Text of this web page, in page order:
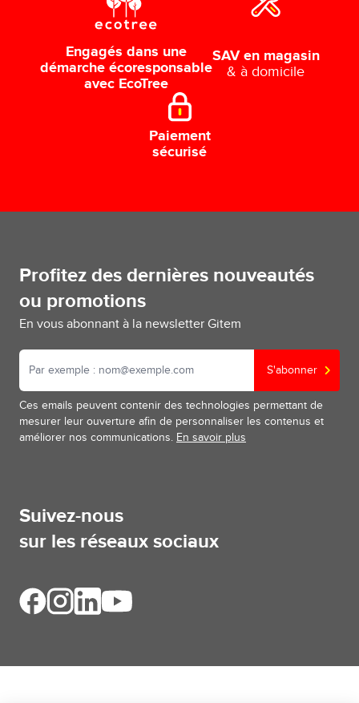
Engagés dans une
démarche écoresponsable
avec EcoTree
SAV en magasin
& à domicile
Paiement
sécurisé
Profitez des dernières nouveautés
ou promotions
En vous abonnant à la newsletter Gitem
S'abonner
Ces emails peuvent contenir des technologies permettant de
mesurer leur ouverture afin de personnaliser les contenus et
améliorer nos communications. En savoir plus
Suivez-nous
sur les réseaux sociaux